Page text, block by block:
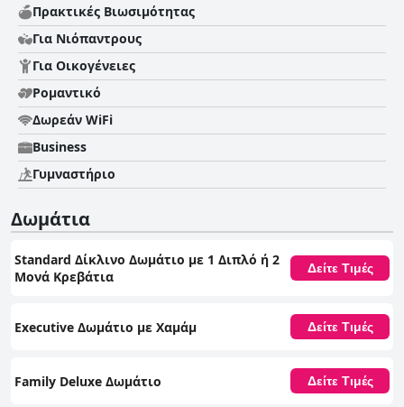
Πρακτικές Bιωσιμότητας
Για Νιόπαντρους
Για Οικογένειες
Ρομαντικό
Δωρεάν WiFi
Business
Γυμναστήριο
Δωμάτια
Standard Δίκλινο Δωμάτιο με 1 Διπλό ή 2
Μονά Κρεβάτια
Δείτε Τιμές
Executive Δωμάτιο με Χαμάμ Δείτε Τιμές
Family Deluxe Δωμάτιο Δείτε Τιμές